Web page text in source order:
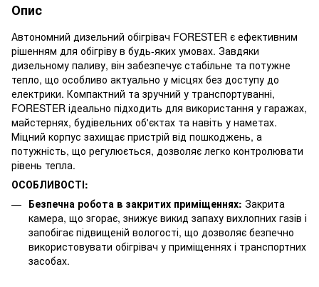
Опис
Автономний дизельний обігрівач FORESTER є ефективним
рішенням для обігріву в будь-яких умовах. Завдяки
дизельному паливу, він забезпечує стабільне та потужне
тепло, що особливо актуально у місцях без доступу до
електрики. Компактний та зручний у транспортуванні,
FORESTER ідеально підходить для використання у гаражах,
майстернях, будівельних об'єктах та навіть у наметах.
Міцний корпус захищає пристрій від пошкоджень, а
потужність, що регулюється, дозволяє легко контролювати
рівень тепла.
ОСОБЛИВОСТІ:
Безпечна робота в закритих приміщеннях: Закрита
камера, що згорає, знижує викид запаху вихлопних газів і
запобігає підвищеній вологості, що дозволяє безпечно
використовувати обігрівач у приміщеннях і транспортних
засобах.